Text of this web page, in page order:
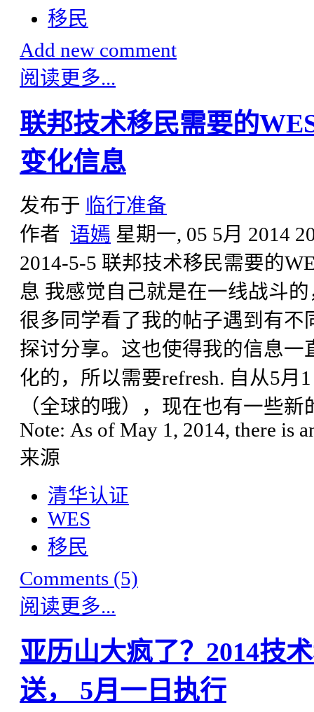
移民
Add new comment
阅读更多...
联邦技术移民需要的
变化信息
发布于 临行准备
作者 语嫣 星期一, 05 5月 2014
2014-5-5 联邦技术移民需要的
息 我感觉自己就是在一线战斗
很多同学看了我的帖子遇到有
探讨分享。这也使得我的信息
化的，所以需要refresh. 自从5月
（全球的哦），现在也有一些
Note: As of May 1, 2014, there is
来源
清华认证
WES
移民
Comments (5)
阅读更多...
亚历山大疯了？2014技
送， 5月一日执行